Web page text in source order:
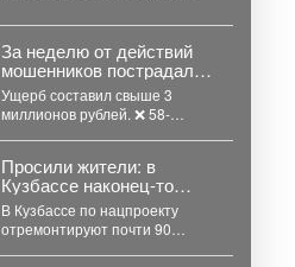
оформил Илья Шамов, шайбу
забросил...
За неделю от действий
мошенников пострадали
5 горожан в возрасте от
24 до 58 лет.
Ущерб составил свыше 3
миллионов рублей. ❌ 58-
рублей,...
Просили жители: в
Кузбассе наконец-то
отремонтируют 90 км
проблемной трассы
В Кузбассе по нацпроекту
отремонтируют почти 90